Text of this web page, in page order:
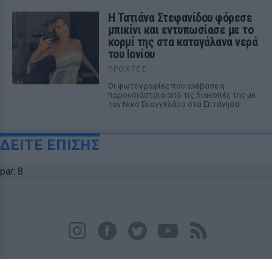
Η Τατιάνα Στεφανίδου φόρεσε
μπικίνι και εντυπωσίασε με το
κορμί της στα καταγάλανα νερά
του Ιονίου
ΠΡΟΧΤΈΣ
Οι φωτογραφίες που ανέβασε η
παρουσιάστρια από τις διακοπές της με
τον Νίκο Ευαγγελάτο στα Επτάνησα
ΔΕΙΤΕ ΕΠΙΣΗΣ
par: 8